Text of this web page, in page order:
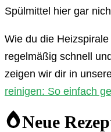
Spülmittel hier gar
Wie du die
regelmäßig schnell
zeigen wir dir in
reinigen: So einfach
Neue